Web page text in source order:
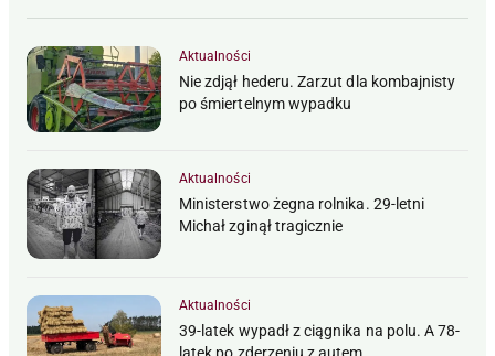
Aktualności
Nie zdjął hederu. Zarzut dla kombajnisty
po śmiertelnym wypadku
Aktualności
Ministerstwo żegna rolnika. 29-letni
Michał zginął tragicznie
Aktualności
39-latek wypadł z ciągnika na polu. A 78-
latek po zderzeniu z autem